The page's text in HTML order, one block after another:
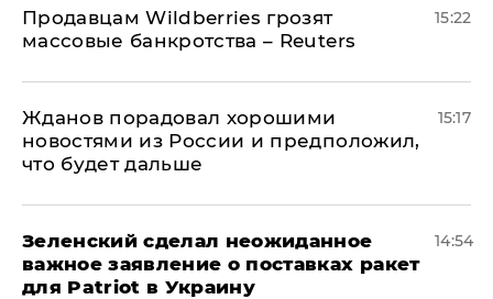
Продавцам Wildberries грозят
массовые банкротства – Reuters
15:22
Жданов порадовал хорошими
новостями из России и предположил,
что будет дальше
15:17
Зеленский сделал неожиданное
важное заявление о поставках ракет
для Patriot в Украину
14:54